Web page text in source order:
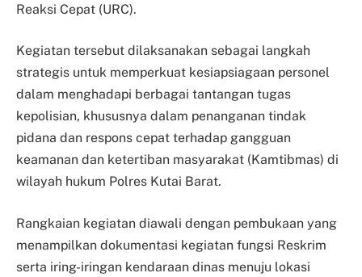
Reaksi Cepat (URC).
Kegiatan tersebut dilaksanakan sebagai langkah
strategis untuk memperkuat kesiapsiagaan personel
dalam menghadapi berbagai tantangan tugas
kepolisian, khususnya dalam penanganan tindak
pidana dan respons cepat terhadap gangguan
keamanan dan ketertiban masyarakat (Kamtibmas) di
wilayah hukum Polres Kutai Barat.
Rangkaian kegiatan diawali dengan pembukaan yang
menampilkan dokumentasi kegiatan fungsi Reskrim
serta iring-iringan kendaraan dinas menuju lokasi